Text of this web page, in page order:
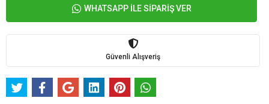
WHATSAPP İLE SİPARİŞ VER
Güvenli Alışveriş